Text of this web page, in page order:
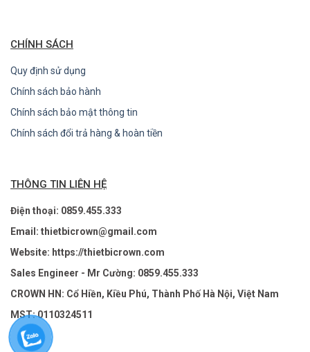
CHÍNH SÁCH
Quy định sử dụng
Chính sách bảo hành
Chính sách bảo mật thông tin
Chính sách đổi trả hàng & hoàn tiền
THÔNG TIN LIÊN HỆ
Điện thoại: 0859.455.333
Email: thietbicrown@gmail.com
Website: https://thietbicrown.com
Sales Engineer - Mr Cường: 0859.455.333
CROWN HN: Cổ Hiền, Kiều Phú, Thành Phố Hà Nội, Việt Nam
MST: 0110324511